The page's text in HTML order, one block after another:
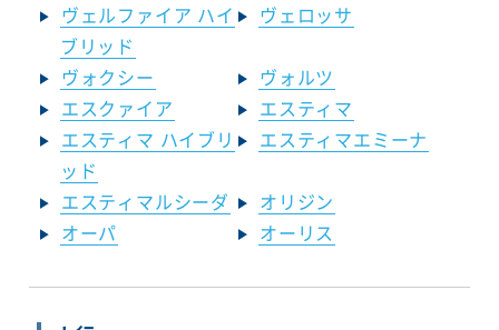
ヴェルファイア ハイ
ブリッド
ヴェロッサ
ヴォクシー
ヴォルツ
エスクァイア
エスティマ
エスティマ ハイブリ
ッド
エスティマエミーナ
エスティマルシーダ
オリジン
オーパ
オーリス